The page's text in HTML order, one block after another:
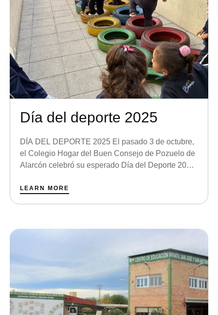
Día del deporte 2025
DÍA DEL DEPORTE 2025 El pasado 3 de octubre,
el Colegio Hogar del Buen Consejo de Pozuelo de
Alarcón celebró su esperado Día del Deporte 2025,
pasión por la actividad física. Este año con San
LEARN MORE